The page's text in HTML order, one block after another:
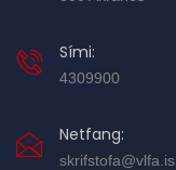
Sími:
4309900
Netfang:
skrifstofa@vlfa.is